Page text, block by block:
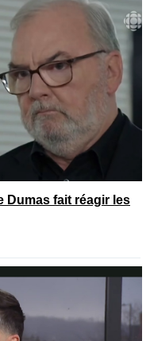
Dumas fait réagir les